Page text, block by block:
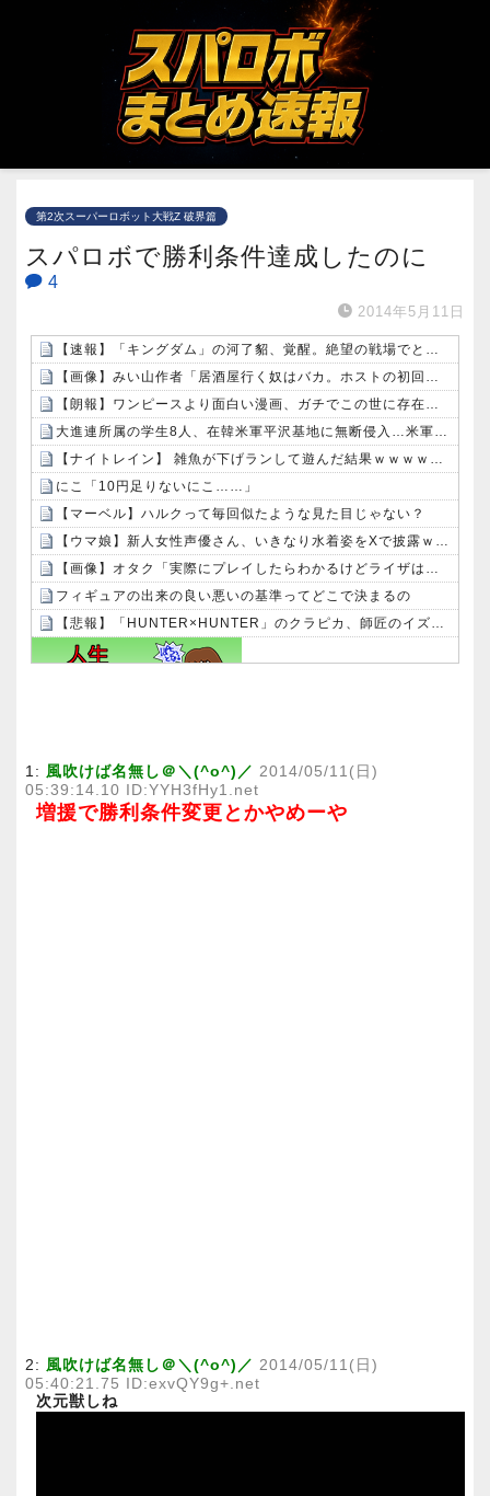
第2次スーパーロボット大戦Z 破界篇
スパロボで勝利条件達成したのに
4
2014年5月11日
【速報】「キングダム」の河了貂、覚醒。絶望の戦場でとんでもない策を思いつくｗｗｗｗ
【画像】みい山作者「居酒屋行く奴はバカ。ホストの初回なら居酒屋より安く飲めてイケメンにチヤホヤされる」
【朗報】ワンピースより面白い漫画、ガチでこの世に存在しないかもしれないｗｗｗ
大進連所属の学生8人、在韓米軍平沢基地に無断侵入…米軍により身柄拘束！
【ナイトレイン】 雑魚が下げランして遊んだ結果ｗｗｗｗｗｗ
にこ「10円足りないにこ……」
【マーベル】ハルクって毎回似たような見た目じゃない？
【ウマ娘】新人女性声優さん、いきなり水着姿をXで披露ｗｗｗｗ
【画像】オタク「実際にプレイしたらわかるけどライザは友達って感じで性的な目では見れないｗ」←これｗｗｗｗ：26/08/06のニュース
フィギュアの出来の良い悪いの基準ってどこで決まるの
【悲報】「HUNTER×HUNTER」のクラピカ、師匠のイズナビに対する態度が本当に酷い！！
1: 風吹けば名無し＠＼(^o^)／ 2014/05/11(日)
05:39:14.10 ID:YYH3fHy1.net
増援で勝利条件変更とかやめーや
2: 風吹けば名無し＠＼(^o^)／ 2014/05/11(日)
05:40:21.75 ID:exvQY9g+.net
次元獣しね